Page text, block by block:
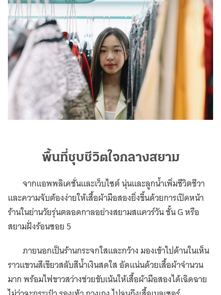
พื้นที่ชุบชีวิตใจกลางสยาม
จากแอพพลิเคชั่นและเว็บไซต์ นุ่นและลูกน้ำเพิ่มชีวิตชีวา
และความจับต้องง่ายให้เสื้อผ้ามือสองยิ่งขึ้นด้วยการเปิดหน้า
ร้านในย่านวัยรุ่นตลอดกาลอย่างสยามสแควร์วัน ชั้น G หรือ
สยามฝั่งร้อนซอย 5
ภายนอกเป็นร้านกระจกใสและกว้าง มองเข้าไปด้านในเห็น
ราวแขวนสีเขียวสลับสีน้ำเงินสดใส อัดแน่นด้วยเสื้อผ้าจำนวน
มาก พร้อมไฟขาวสว่างช่วยขับเน้นให้เสื้อผ้ามือสองได้เฉิดฉาย